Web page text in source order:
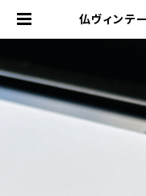
仏ヴィン